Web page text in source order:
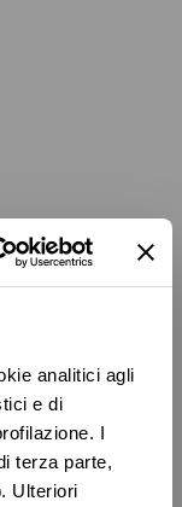
analitici agli
e di
I
terza parte,
Ulteriori